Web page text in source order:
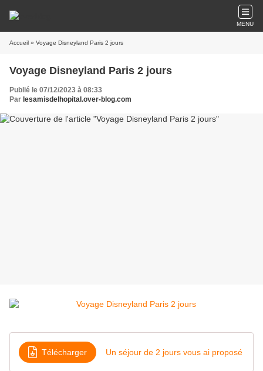
MENU
Accueil » Voyage Disneyland Paris 2 jours
Voyage Disneyland Paris 2 jours
Publié le 07/12/2023 à 08:33
Par lesamisdelhopital.over-blog.com
Télécharger Un séjour de 2 jours vous ai proposé